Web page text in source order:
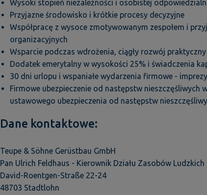
Wysoki stopień niezależności i osobistej
Przyjazne środowisko i krótkie procesy decyzyjne
Współpracę z wysoce zmotywowanym zespołem i
organizacyjnych
Wsparcie podczas wdrożenia, ciągły rozwój
Dodatek emerytalny w wysokości 25% i świadczenia
30 dni urlopu i wspaniałe wydarzenia firmowe -
Firmowe ubezpieczenie od następstw
ustawowego ubezpieczenia od następstw
Dane kontaktowe:
Teupe & Söhne Gerüstbau GmbH
Pan Ulrich Feldhaus - Kierownik Działu Zasobów Ludzkich
David-Roentgen-Straße 22-24
48703 Stadtlohn